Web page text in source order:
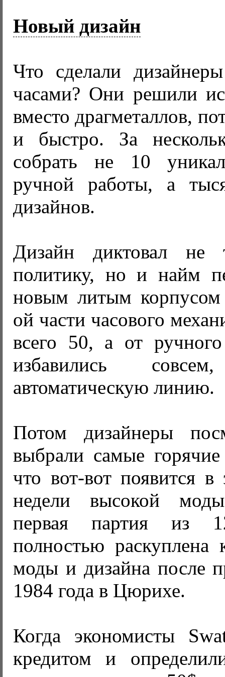
Новый дизайн
Что сделали
часами? Они решили
вместо драгметаллов,
и быстро. За
собрать не 10
ручной работы, а
дизайнов.
Дизайн диктовал не
политику, но и найм
новым литым
ой части часового
всего 50, а от
избавились
автоматическую линию.
Потом дизайнеры
выбрали самые
что вот-вот появится
недели высокой
первая партия из
полностью
моды и дизайна после
1984 года в Цюрихе.
Когда экономисты
кредитом и